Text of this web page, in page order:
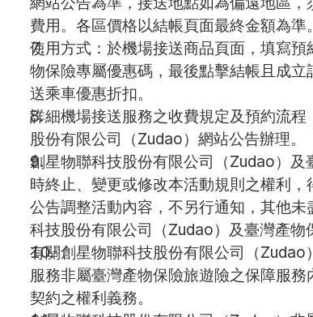
費用。各區價格以結帳頁面最終金額為準。
使用方式：於機場接送商品頁面，填寫預
物保險專屬優惠碼，最後點擊結帳且成立
送乘車優惠折扣。
詳細機場接送服務之收費規定及預約流程
股份有限公司（Zudao）網站公告辦理。
創星物聯科技股份有限公司（Zudao）及
時終止、變更或修改本活動規則之權利，
公告調整活動內容，不另行通知，其他未
科技股份有限公司（Zudao）及臺灣產物
有關創星物聯科技股份有限公司（Zudao
服務非屬臺灣產物保險旅遊險之保障服務
契約之權利義務。